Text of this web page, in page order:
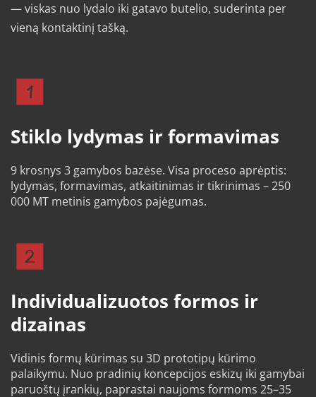
— viskas nuo lydalo iki gatavo butelio, suderinta per
vieną kontaktinį tašką.
Stiklo lydymas ir formavimas
9 krosnys 3 gamybos bazėse. Visa proceso aprėptis:
lydymas, formavimas, atkaitinimas ir tikrinimas – 250
000 MT metinis gamybos pajėgumas.
Individualizuotos formos ir
dizainas
Vidinis formų kūrimas su 3D prototipų kūrimo
palaikymu. Nuo pradinių koncepcijos eskizų iki gamybai
paruoštų įrankių, paprastai naujoms formoms 25–35